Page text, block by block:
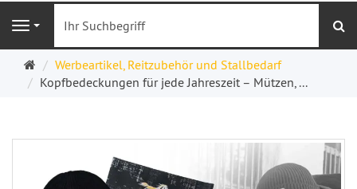
Navigation
Startseite
Werbeartikel, Reitzubehör und Stallbedarf
Kopfbedeckungen für jede Jahreszeit – Mützen, ...